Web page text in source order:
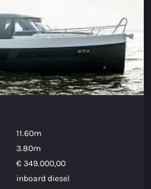
11.60m
3.80m
€ 349.000,00
inboard diesel